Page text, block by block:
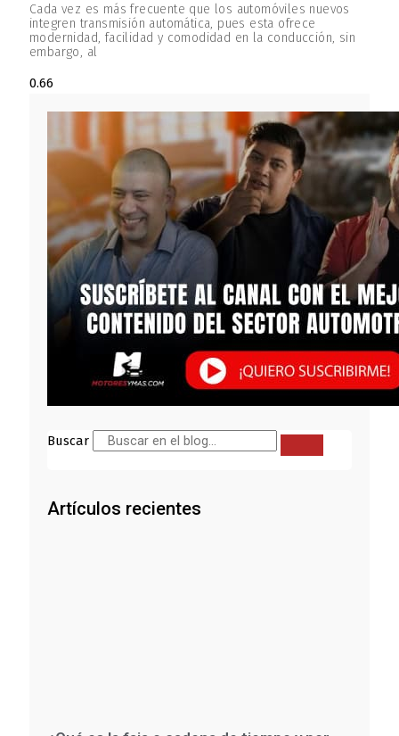
Cada vez es más frecuente que los automóviles nuevos
integren transmisión automática, pues esta ofrece
modernidad, facilidad y comodidad en la conducción, sin
embargo, al
Buscar
Artículos recientes